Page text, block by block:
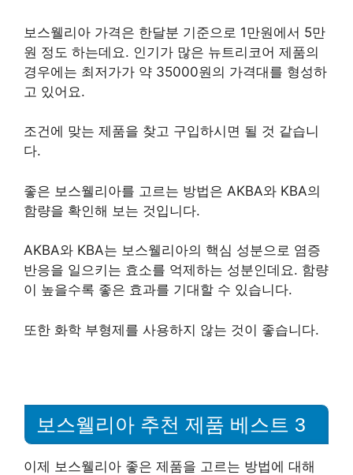
보스웰리아 가격은 한달분 기준으로 1만원에서 5만
원 정도 하는데요. 인기가 많은 뉴트리코어 제품의
경우에는 최저가가 약 35000원의 가격대를 형성하
고 있어요.
조건에 맞는 제품을 찾고 구입하시면 될 것 같습니
다.
좋은 보스웰리아를 고르는 방법은 AKBA와 KBA의
함량을 확인해 보는 것입니다.
AKBA와 KBA는 보스웰리아의 핵심 성분으로 염증
반응을 일으키는 효소를 억제하는 성분인데요. 함량
이 높을수록 좋은 효과를 기대할 수 있습니다.
또한 화학 부형제를 사용하지 않는 것이 좋습니다.
보스웰리아 추천 제품 베스트 3
이제 보스웰리아 좋은 제품을 고르는 방법에 대해